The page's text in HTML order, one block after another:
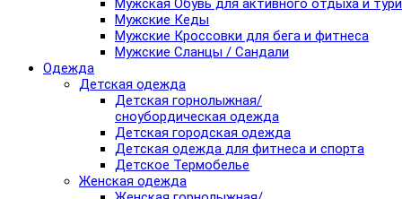
Мужская Обувь для активного отдыха и
Мужские Кеды
Мужские Кроссовки для бега и фитнеса
Мужские Сланцы / Сандали
Одежда
Детская одежда
Детская горнолыжная/
сноубордическая одежда
Детская городская одежда
Детская одежда для фитнеса и спорта
Детское Термобелье
Женская одежда